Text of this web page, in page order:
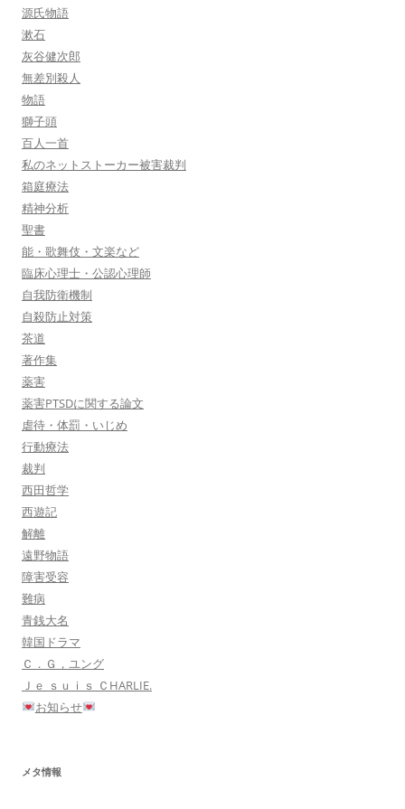
源氏物語
漱石
灰谷健次郎
無差別殺人
物語
獅子頭
百人一首
私のネットストーカー被害裁判
箱庭療法
精神分析
聖書
能・歌舞伎・文楽など
臨床心理士・公認心理師
自我防衛機制
自殺防止対策
茶道
著作集
薬害
薬害PTSDに関する論文
虐待・体罰・いじめ
行動療法
裁判
西田哲学
西遊記
解離
遠野物語
障害受容
難病
青銭大名
韓国ドラマ
Ｃ．Ｇ，ユング
Ｊｅ ｓｕｉｓ ＣHARLIE.
お知らせ
メタ情報